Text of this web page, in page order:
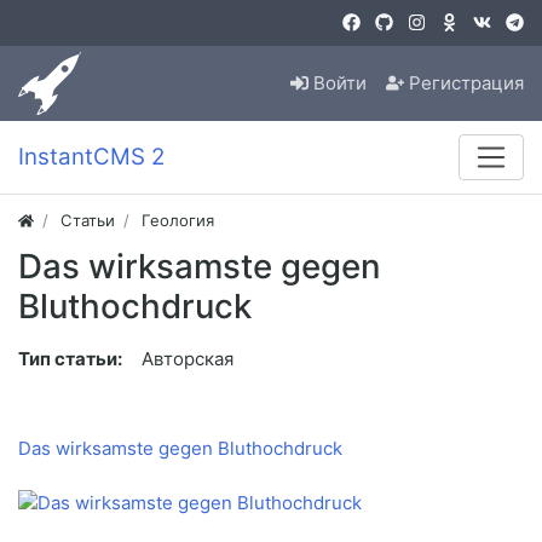
Войти Регистрация
InstantCMS 2
Статьи Геология
Das wirksamste gegen
Bluthochdruck
Тип статьи: Авторская
Das wirksamste gegen Bluthochdruck